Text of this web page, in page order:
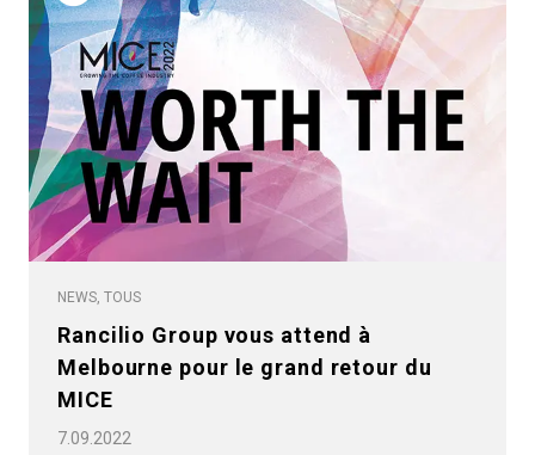
NEWS, TOUS
Rancilio Group vous attend à
Melbourne pour le grand retour du
MICE
7.09.2022